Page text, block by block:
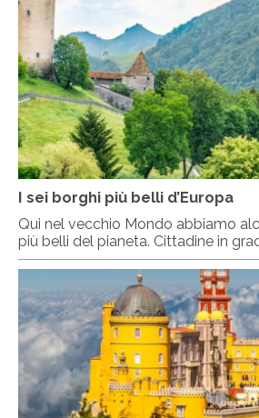
I sei borghi più belli d’Europa
Qui nel vecchio Mondo abbiamo
più belli del pianeta. Cittadine in